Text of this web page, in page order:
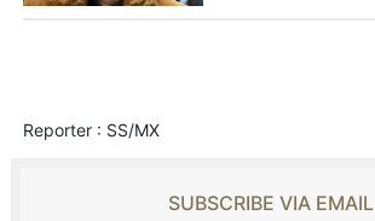
Reporter : SS/MX
SUBSCRIBE VIA EMAIL